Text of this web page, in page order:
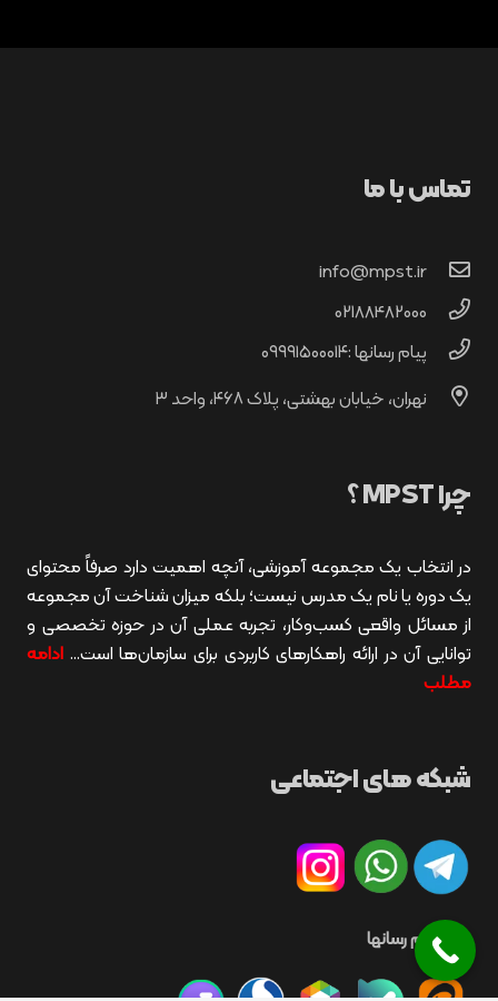
تماس با ما
info@mpst.ir
02188482000
پیام رسانها :۰۹۹۹۱۵۰۰۰۱۴
نهران، خیابان بهشتی، پلاک ۴۶۸، واحد ۳
چرا MPST ؟
در انتخاب یک مجموعه آموزشی، آنچه اهمیت دارد صرفاً محتوای
یک دوره یا نام یک مدرس نیست؛ بلکه میزان شناخت آن مجموعه
از مسائل واقعی کسب‌وکار، تجربه عملی آن در حوزه تخصصی و
توانایی آن در ارائه راهکارهای کاربردی برای سازمان‌ها است… ادامه
مطلب
شبکه های اجتماعی
سایر پیام رسانها